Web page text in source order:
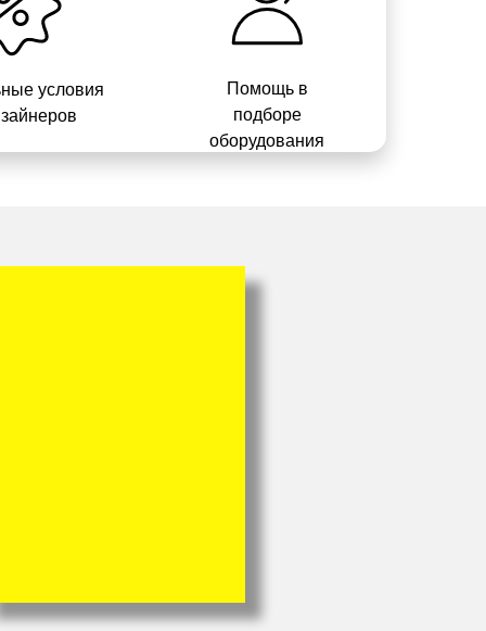
условия
Помощь в
подборе
оборудования